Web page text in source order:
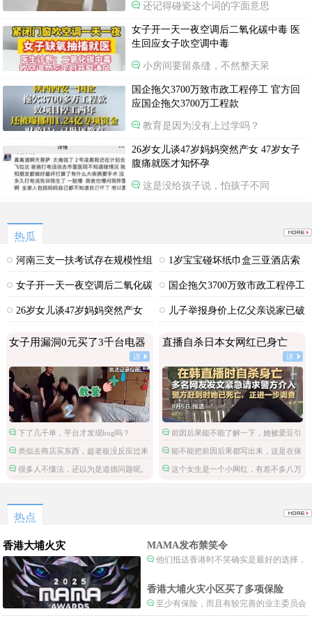
还记得碰瓷这个词的字面意思
女子开一天一夜空调后二氧化碳中毒 医
生回应女子吹空调中毒
小房间要留条缝，不然整天呆
国企拖欠3700万致市政工程停工 官方回
应国企拖欠3700万工程款
教育是因为没有上过学吗？
26岁女儿谈47岁妈妈突然产女 47岁女子
腹痛就医才知怀孕
这是没给孩子说，怕孩子不同
热瓜
河南三支一扶考试存在规模性组
织作弊犯罪
1岁宝宝碰坏纸巾盒三亚酒店索
赔924元
女子开一天一夜空调后二氧化碳
中毒
国企拖欠3700万致市政工程停工
26岁女儿谈47岁妈妈突然产女
儿子举报身价上亿父亲说家已破
女子用漏洞0元买了3千台电器
详
下了几千单，平台才发现bug吗？
类似去商店买东西，趁老板没反应过来
拿了就跑。
很多人不懂法，还以为是道德问题呢。
直播自杀日本女网红已身亡
详
前因后果能不能了解一下，她被爱豆引
导网暴攻击
能不能把前因后果都写出来，这是在保
护施害人吗。
这个女生是一个小网红，有差不多八万
热点
香港大埔火灾 MAMA发布禁笑令
他们抵达香港时不笑确实是最好的选择，
一种保护吧。
香港大埔火灾小区买了多项保险
至少有保险，而且有较完善的业主委员会
制度。